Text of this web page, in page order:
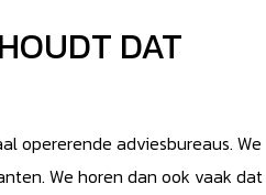
DAT
opererende adviesbureaus. We
We horen dan ook vaak dat